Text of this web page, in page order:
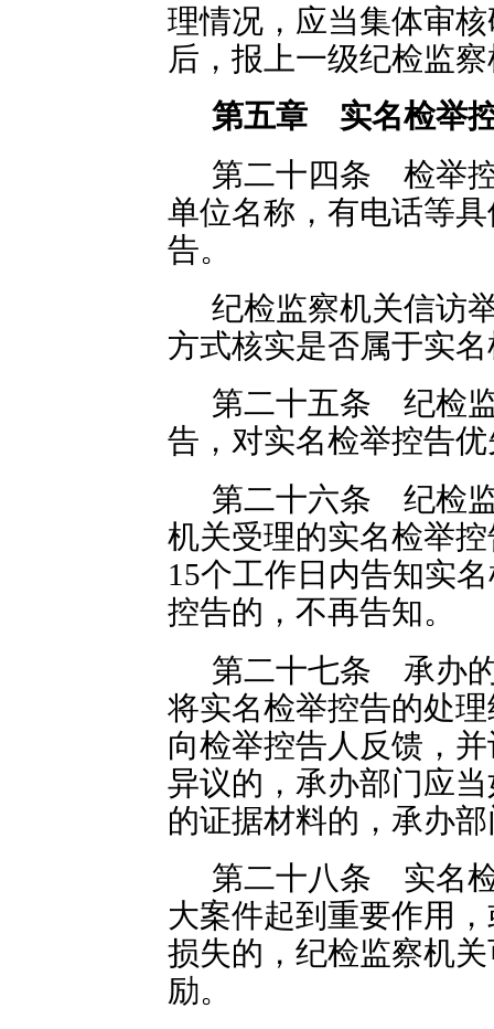
理情况，应当集体审
后，报上一级纪检监
第五章 实名检举
第二十四条 检举
单位名称，有电话等
告。
纪检监察机关信访
方式核实是否属于实
第二十五条 纪检
告，对实名检举控告
第二十六条 纪检
机关受理的实名检举
15个工作日内告知实
控告的，不再告知。
第二十七条 承办
将实名检举控告的处
向检举控告人反馈，
异议的，承办部门应
的证据材料的，承办
第二十八条 实名
大案件起到重要作用
损失的，纪检监察机
励。